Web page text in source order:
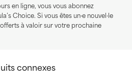
en ligne, vous vous abonnez
Choice. Si vous êtes un·e nouvel·le
à valoir sur votre prochaine
connexes